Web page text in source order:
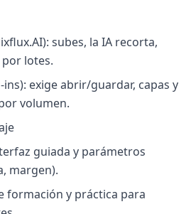
subes, la IA recorta,
lotes.
exige abrir/guardar, capas y
volumen.
guiada y parámetros
margen).
formación y práctica para